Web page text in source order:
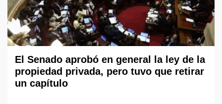
El Senado aprobó en general la ley de la
propiedad privada, pero tuvo que retirar
un capítulo